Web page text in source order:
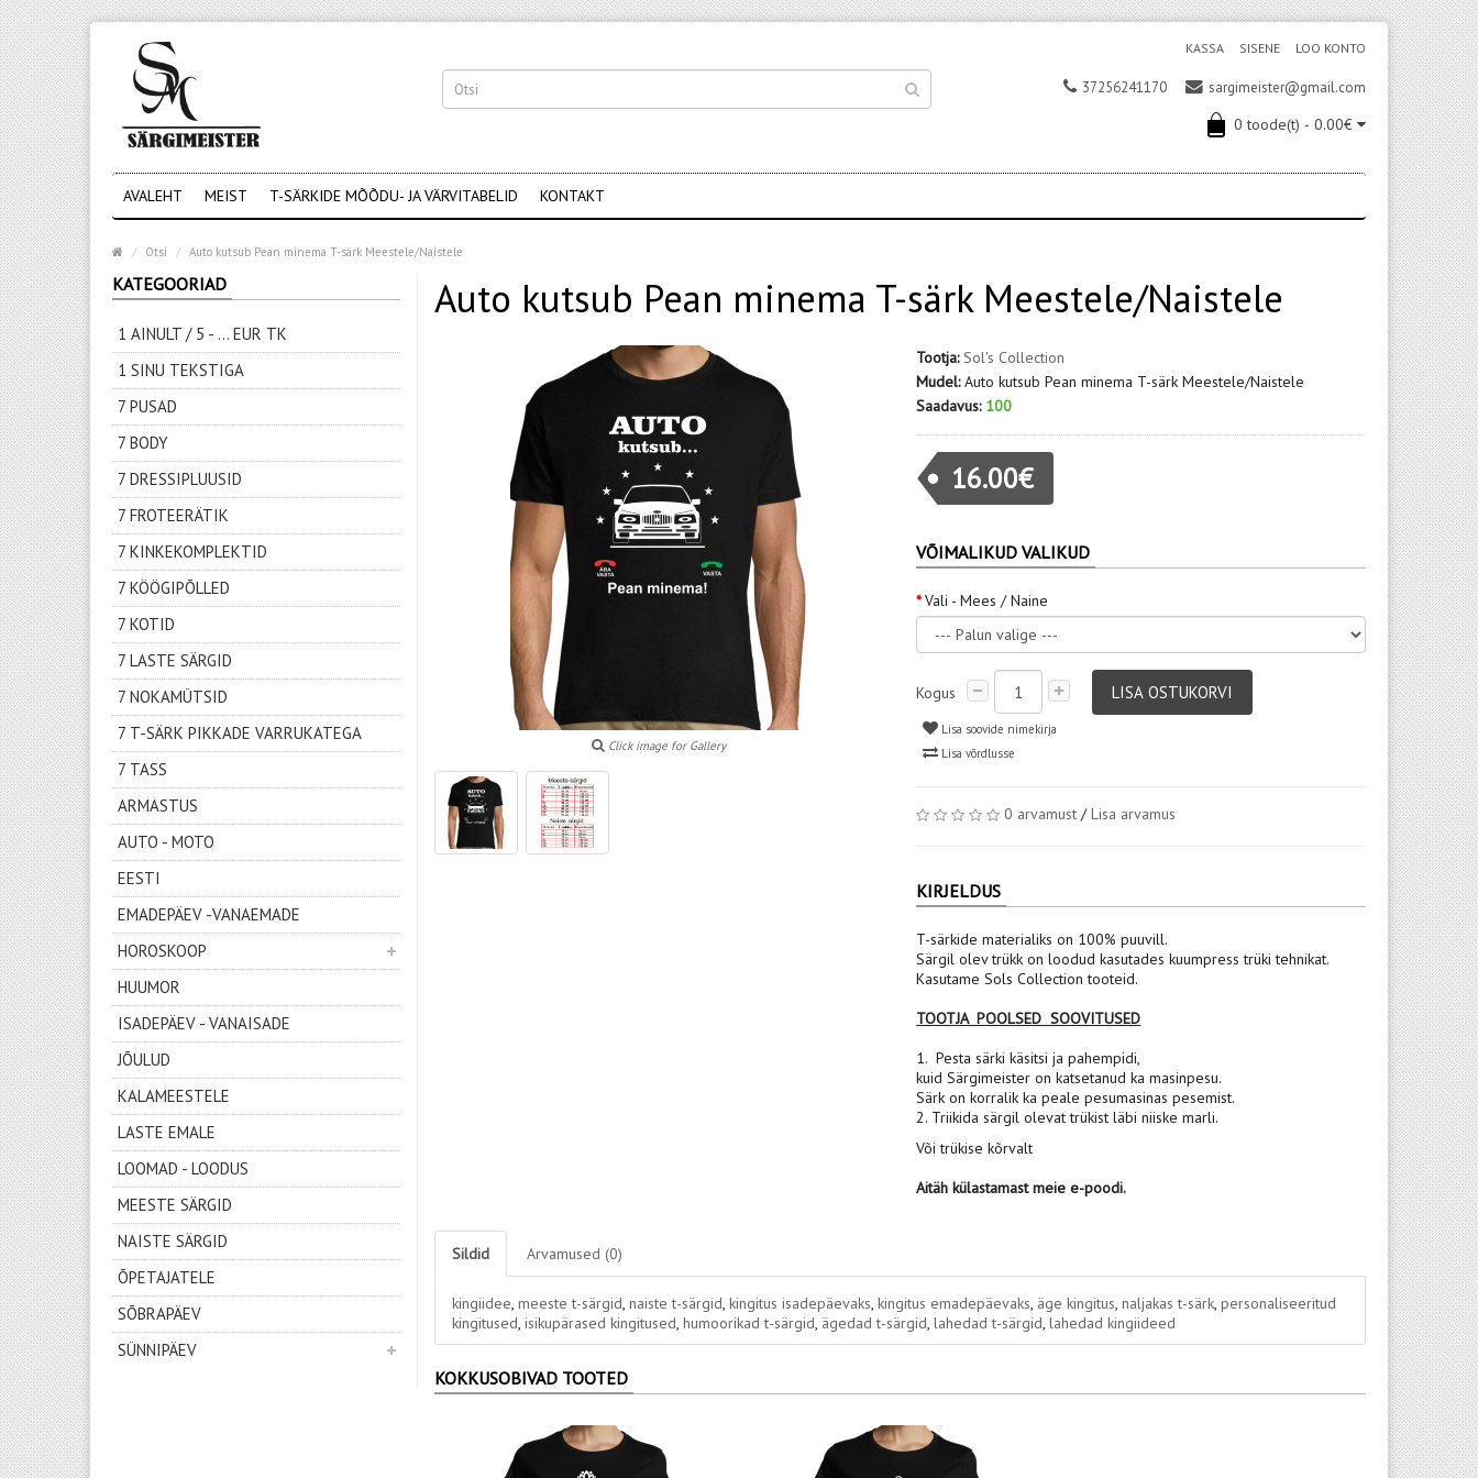
SISENE LOO KONTO
KASSA
37256241170 sargimeister@gmail.com
0 toode(t) - 0.00€
AVALEHT MEIST T-SÄRKIDE MÕÕDU- JA VÄRVITABELID KONTAKT
Otsi Auto kutsub Pean minema T-särk Meestele/Naistele
KATEGOORIAD
1 AINULT / 5 - ... EUR TK
1 SINU TEKSTIGA
7 PUSAD
7 BODY
7 DRESSIPLUUSID
7 FROTEERÄTIK
7 KINKEKOMPLEKTID
7 KÖÖGIPÕLLED
7 KOTID
7 LASTE SÄRGID
7 NOKAMÜTSID
7 T-SÄRK PIKKADE VARRUKATEGA
7 TASS
ARMASTUS
AUTO - MOTO
EESTI
EMADEPÄEV -VANAEMADE
HOROSKOOP
HUUMOR
ISADEPÄEV - VANAISADE
JÕULUD
KALAMEESTELE
LASTE EMALE
LOOMAD - LOODUS
MEESTE SÄRGID
NAISTE SÄRGID
ÕPETAJATELE
SÕBRAPÄEV
SÜNNIPÄEV
Auto kutsub Pean minema T-särk Meestele/Naistele
Click image for Gallery
Tootja: Sol's Collection
Mudel: Auto kutsub Pean minema T-särk Meestele/Naistele
Saadavus: 100
16.00€
VÕIMALIKUD VALIKUD
Vali - Mees / Naine
Kogus LISA OSTUKORVI
Lisa soovide nimekirja
Lisa võrdlusse
0 arvamust /Lisa arvamus
KIRJELDUS
T-särkide materialiks on 100% puuvill.
Särgil olev trükk on loodud kasutades kuumpress trüki tehnikat.
Kasutame Sols Collection tooteid.
TOOTJA POOLSED SOOVITUSED
1. Pesta särki käsitsi ja pahempidi,
kuid Särgimeister on katsetanud ka masinpesu.
Särk on korralik ka peale pesumasinas pesemist.
2. Triikida särgil olevat trükist läbi niiske marli.
Või trükise kõrvalt
Aitäh külastamast meie e-poodi.
Sildid Arvamused (0)
kingiidee, meeste t-särgid, naiste t-särgid, kingitus isadepäevaks, kingitus emadepäevaks, äge kingitus, naljakas t-särk, personaliseeritud
kingitused, isikupärased kingitused, humoorikad t-särgid, ägedad t-särgid, lahedad t-särgid, lahedad kingiideed
KOKKUSOBIVAD TOOTED